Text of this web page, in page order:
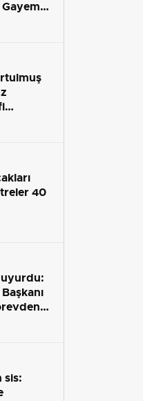
40
sis: